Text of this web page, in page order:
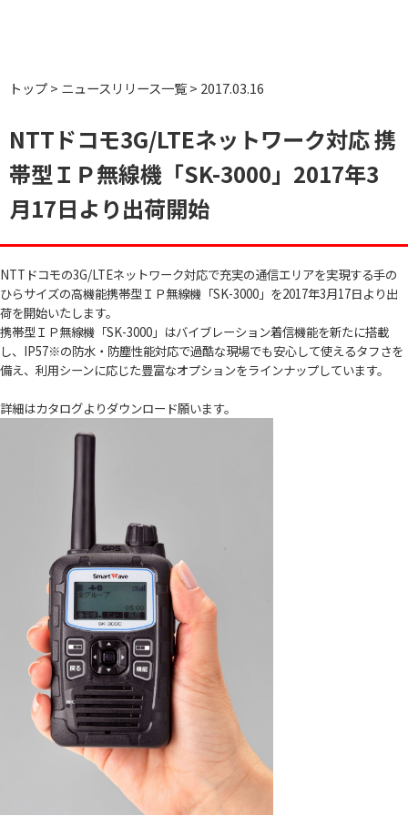
トップ ニュースリリース一覧 2017.03.16
NTTドコモ3G/LTEネットワーク対応 携
帯型ＩＰ無線機「SK-3000」2017年3
月17日より出荷開始
NTTドコモの3G/LTEネットワーク対応で充実の通信エリアを実現する手の
ひらサイズの高機能携帯型ＩＰ無線機「SK-3000」を2017年3月17日より出
荷を開始いたします。
携帯型ＩＰ無線機「SK-3000」はバイブレーション着信機能を新たに搭載
し、IP57※の防水・防塵性能対応で過酷な現場でも安心して使えるタフさを
備え、利用シーンに応じた豊富なオプションをラインナップしています。
詳細はカタログよりダウンロード願います。